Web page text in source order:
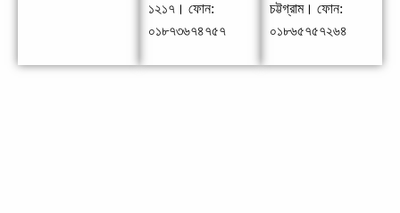
১২১৭। ফোন:
০১৮৭৩৬৭৪৭৫৭
চট্টগ্রাম। ফোন:
০১৮৬৫৭৫৭২৬৪